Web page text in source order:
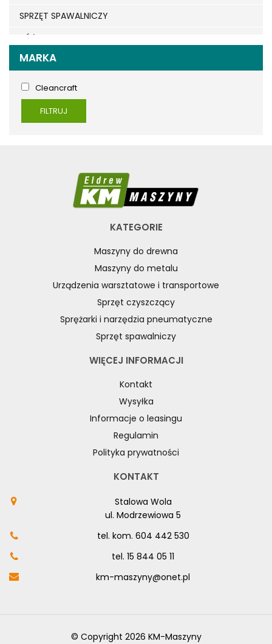
SPRZĘT SPAWALNICZY
RÓŻNE OKAZJE
KOSZT DOSTAWY
MARKA
Cleancraft
FILTRUJ
KATEGORIE
Maszyny do drewna
Maszyny do metalu
Urządzenia warsztatowe i transportowe
Sprzęt czyszczący
Sprężarki i narzędzia pneumatyczne
Sprzęt spawalniczy
WIĘCEJ INFORMACJI
Kontakt
Wysyłka
Informacje o leasingu
Regulamin
Polityka prywatności
KONTAKT
Stalowa Wola
ul. Modrzewiowa 5
tel. kom. 604 442 530
tel. 15 844 05 11
km-maszyny@onet.pl
© Copyright 2026 KM-Maszyny